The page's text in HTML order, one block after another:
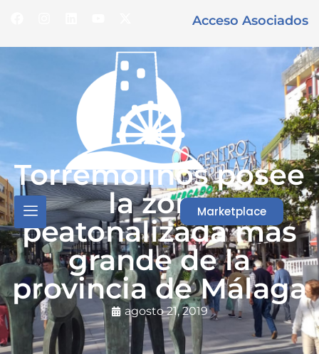
Acceso Asociados
Marketplace
Torremolinos posee
la zona
peatonalizada más
grande de la
provincia de Málaga
agosto 21, 2019